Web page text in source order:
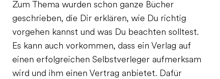
Zum Thema wurden schon ganze Bücher
geschrieben, die Dir erklären, wie Du richtig
vorgehen kannst und was Du beachten solltest.
Es kann auch vorkommen, dass ein Verlag auf
einen erfolgreichen Selbstverleger aufmerksam
wird und ihm einen Vertrag anbietet. Dafür